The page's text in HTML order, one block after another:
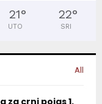
21°
UTO
22°
SRI
All
za crni pojas 1.